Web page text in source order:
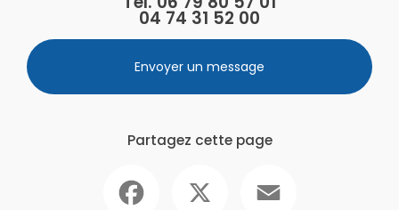
04 74 31 52 00
Envoyer un message
Partagez cette page